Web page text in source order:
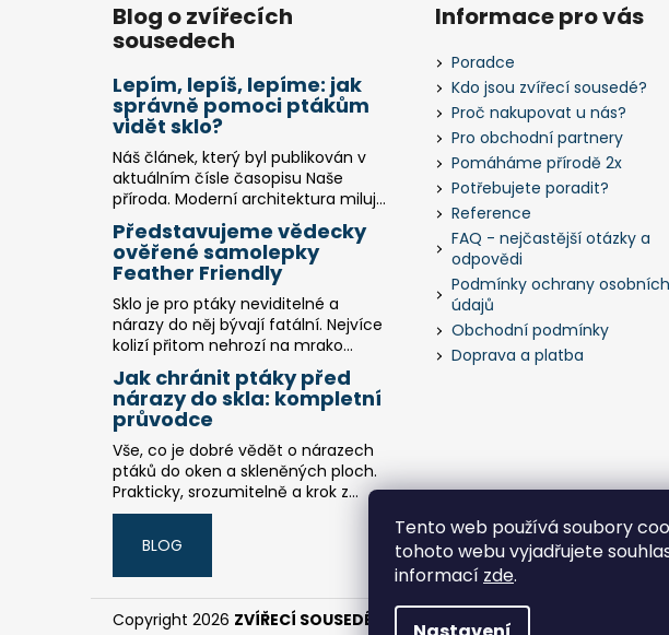
Tento web používá soubory
tohoto webu vyjadřujete
informací zde.
Blog o zvířecích
sousedech
Lepím, lepíš, lepíme: jak
správně pomoci ptákům
vidět sklo?
Náš článek, který byl publikován v
aktuálním čísle časopisu Naše
příroda. Moderní architektura miluj...
Představujeme vědecky
ověřené samolepky
Feather Friendly
Sklo je pro ptáky neviditelné a
nárazy do něj bývají fatální. Nejvíce
kolizí přitom nehrozí na mrako...
Jak chránit ptáky před
nárazy do skla: kompletní
průvodce
Vše, co je dobré vědět o nárazech
ptáků do oken a skleněných ploch.
Prakticky, srozumitelně a krok z...
BLOG
Informace pro vás
Poradce
Kdo jsou zvířecí sousedé?
Proč nakupovat u nás?
Pro obchodní partnery
Pomáháme přírodě 2x
Potřebujete poradit?
Reference
FAQ - nejčastější otázky a
odpovědi
Podmínky ochrany osobních
údajů
Obchodní podmínky
Doprava a platba
Copyright 2026 ZVÍŘECÍ SOUSEDÉ . Všechna práva vyhrazena.